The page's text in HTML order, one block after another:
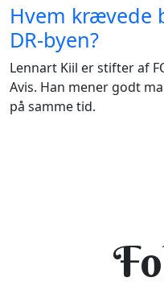
Hvem krævede
DR-byen?
Lennart Kiil er stifter af
Avis. Han mener godt
på samme tid.